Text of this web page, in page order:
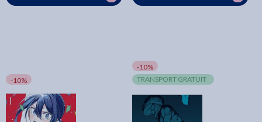
-10%
-10%
TRANSPORT GRATUIT